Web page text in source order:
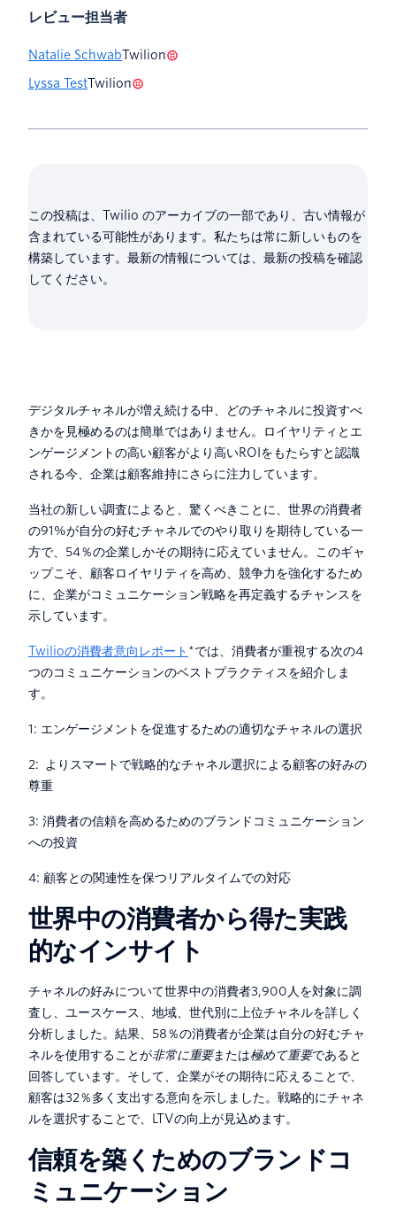
レビュー担当者
Natalie SchwabTwilion
Lyssa TestTwilion
この投稿は、Twilio のアーカイブの一部であり、古い情報が
含まれている可能性があります。私たちは常に新しいものを
構築しています。最新の情報については、最新の投稿を確認
してください。
デジタルチャネルが増え続ける中、どのチャネルに投資すべ
きかを見極めるのは簡単ではありません。ロイヤリティとエ
ンゲージメントの高い顧客がより高いROIをもたらすと認識
される今、企業は顧客維持にさらに注力しています。
当社の新しい調査によると、驚くべきことに、世界の消費者
の91%が自分の好むチャネルでのやり取りを期待している一
方で、54％の企業しかその期待に応えていません。このギャ
ップこそ、顧客ロイヤリティを高め、競争力を強化するため
に、企業がコミュニケーション戦略を再定義するチャンスを
示しています。
Twilioの消費者意向レポート *では、消費者が重視する次の4
つのコミュニケーションのベストプラクティスを紹介しま
す。
1: エンゲージメントを促進するための適切なチャネルの選択
2: よりスマートで戦略的なチャネル選択による顧客の好みの
尊重
3: 消費者の信頼を高めるためのブランドコミュニケーション
への投資
4: 顧客との関連性を保つリアルタイムでの対応
世界中の消費者から得た実践
的なインサイト
チャネルの好みについて世界中の消費者3,900人を対象に調
査し、ユースケース、地域、世代別に上位チャネルを詳しく
分析しました。結果、58％の消費者が企業は自分の好むチャ
ネルを使用することが非常に重要または極めて重要であると
回答しています。そして、企業がその期待に応えることで、
顧客は32％多く支出する意向を示しました。戦略的にチャネ
ルを選択することで、LTVの向上が見込めます。
信頼を築くためのブランドコ
ミュニケーション